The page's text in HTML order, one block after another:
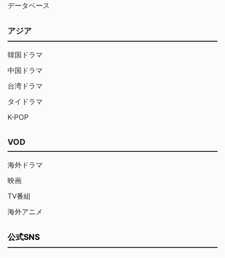
データベース
アジア
韓国ドラマ
中国ドラマ
台湾ドラマ
タイドラマ
K-POP
VOD
海外ドラマ
映画
TV番組
海外アニメ
公式SNS